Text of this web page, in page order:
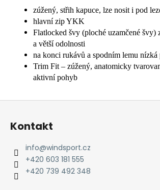
zúžený, střih kapuce, lze nosit i pod
hlavní zip YKK
Flatlocked švy (ploché uzamčené švy)
a větší odolnosti
na konci rukávů a spodním lemu nízká
Trim Fit – zúžený, anatomicky
aktivní pohyb
Z
Kontakt
info@windsport.cz
+420 603 181 555
+420 739 492 348